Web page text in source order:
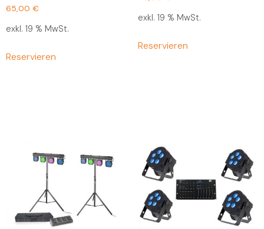
65,00 €
exkl. 19 % MwSt.
Reservieren
exkl. 19 % MwSt.
Reservieren